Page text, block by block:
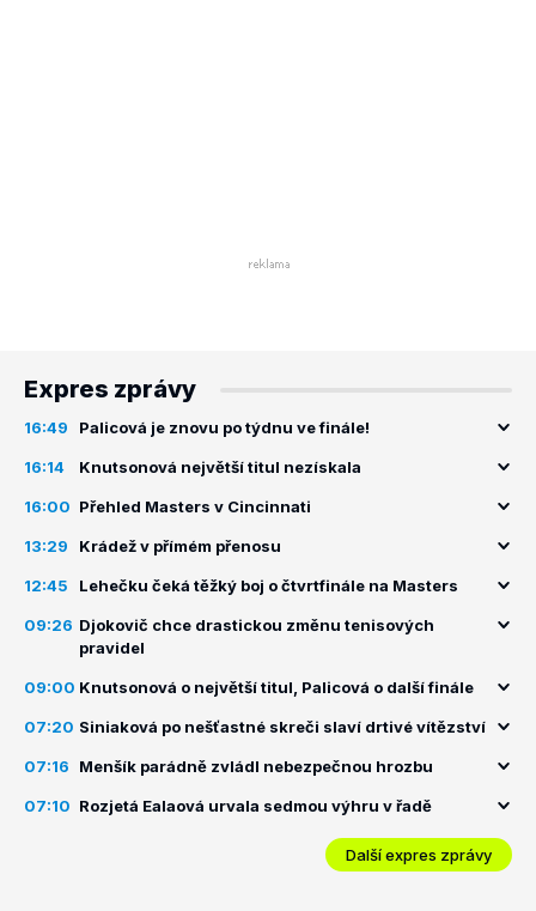
Expres zprávy
16:49 Palicová je znovu po týdnu ve finále!
16:14 Knutsonová největší titul nezískala
16:00 Přehled Masters v Cincinnati
13:29 Krádež v přímém přenosu
12:45 Lehečku čeká těžký boj o čtvrtfinále na Masters
09:26 Djokovič chce drastickou změnu tenisových
pravidel
09:00 Knutsonová o největší titul, Palicová o další finále
07:20 Siniaková po nešťastné skreči slaví drtivé vítězství
07:16 Menšík parádně zvládl nebezpečnou hrozbu
07:10 Rozjetá Ealaová urvala sedmou výhru v řadě
Další expres zprávy